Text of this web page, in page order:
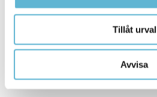
Tillåt urval
Avvisa
Box 18, 295 21 Bromölla
kommunstyrelsen@bromolla.se